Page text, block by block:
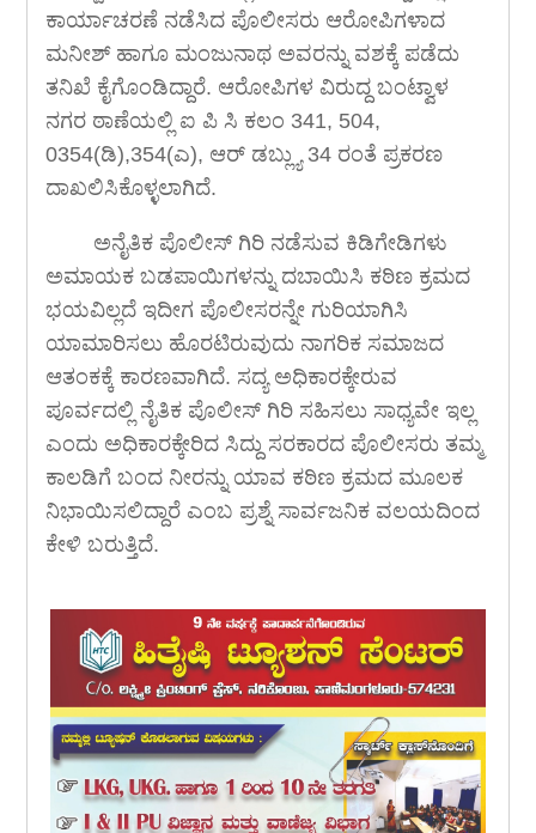
ಕಾರ್ಯಾಚರಣೆ ನಡೆಸಿದ ಪೊಲೀಸರು ಆರೋಪಿಗಳಾದ
ಮನೀಶ್ ಹಾಗೂ ಮಂಜುನಾಥ ಅವರನ್ನು ವಶಕ್ಕೆ ಪಡೆದು
ತನಿಖೆ ಕೈಗೊಂಡಿದ್ದಾರೆ. ಆರೋಪಿಗಳ ವಿರುದ್ದ ಬಂಟ್ವಾಳ
ನಗರ ಠಾಣೆಯಲ್ಲಿ ಐ ಪಿ ಸಿ ಕಲಂ 341, 504,
0354(ಡಿ),354(ಎ), ಆರ್ ಡಬ್ಲ್ಯು 34 ರಂತೆ ಪ್ರಕರಣ
ದಾಖಲಿಸಿಕೊಳ್ಳಲಾಗಿದೆ.
ಅನೈತಿಕ ಪೊಲೀಸ್ ಗಿರಿ ನಡೆಸುವ ಕಿಡಿಗೇಡಿಗಳು
ಅಮಾಯಕ ಬಡಪಾಯಿಗಳನ್ನು ದಬಾಯಿಸಿ ಕಠಿಣ ಕ್ರಮದ
ಭಯವಿಲ್ಲದೆ ಇದೀಗ ಪೊಲೀಸರನ್ನೇ ಗುರಿಯಾಗಿಸಿ
ಯಾಮಾರಿಸಲು ಹೊರಟಿರುವುದು ನಾಗರಿಕ ಸಮಾಜದ
ಆತಂಕಕ್ಕೆ ಕಾರಣವಾಗಿದೆ. ಸದ್ಯ ಅಧಿಕಾರಕ್ಕೇರುವ
ಪೂರ್ವದಲ್ಲಿ ನೈತಿಕ ಪೊಲೀಸ್ ಗಿರಿ ಸಹಿಸಲು ಸಾಧ್ಯವೇ ಇಲ್ಲ
ಎಂದು ಅಧಿಕಾರಕ್ಕೇರಿದ ಸಿದ್ದು ಸರಕಾರದ ಪೊಲೀಸರು ತಮ್ಮ
ಕಾಲಡಿಗೆ ಬಂದ ನೀರನ್ನು ಯಾವ ಕಠಿಣ ಕ್ರಮದ ಮೂಲಕ
ನಿಭಾಯಿಸಲಿದ್ದಾರೆ ಎಂಬ ಪ್ರಶ್ನೆ ಸಾರ್ವಜನಿಕ ವಲಯದಿಂದ
ಕೇಳಿ ಬರುತ್ತಿದೆ.